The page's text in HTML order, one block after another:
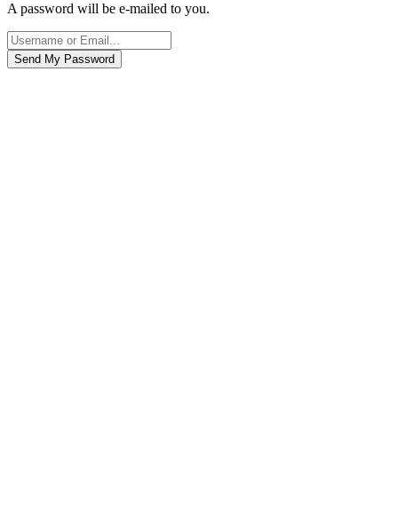
A password will be e-mailed to you.